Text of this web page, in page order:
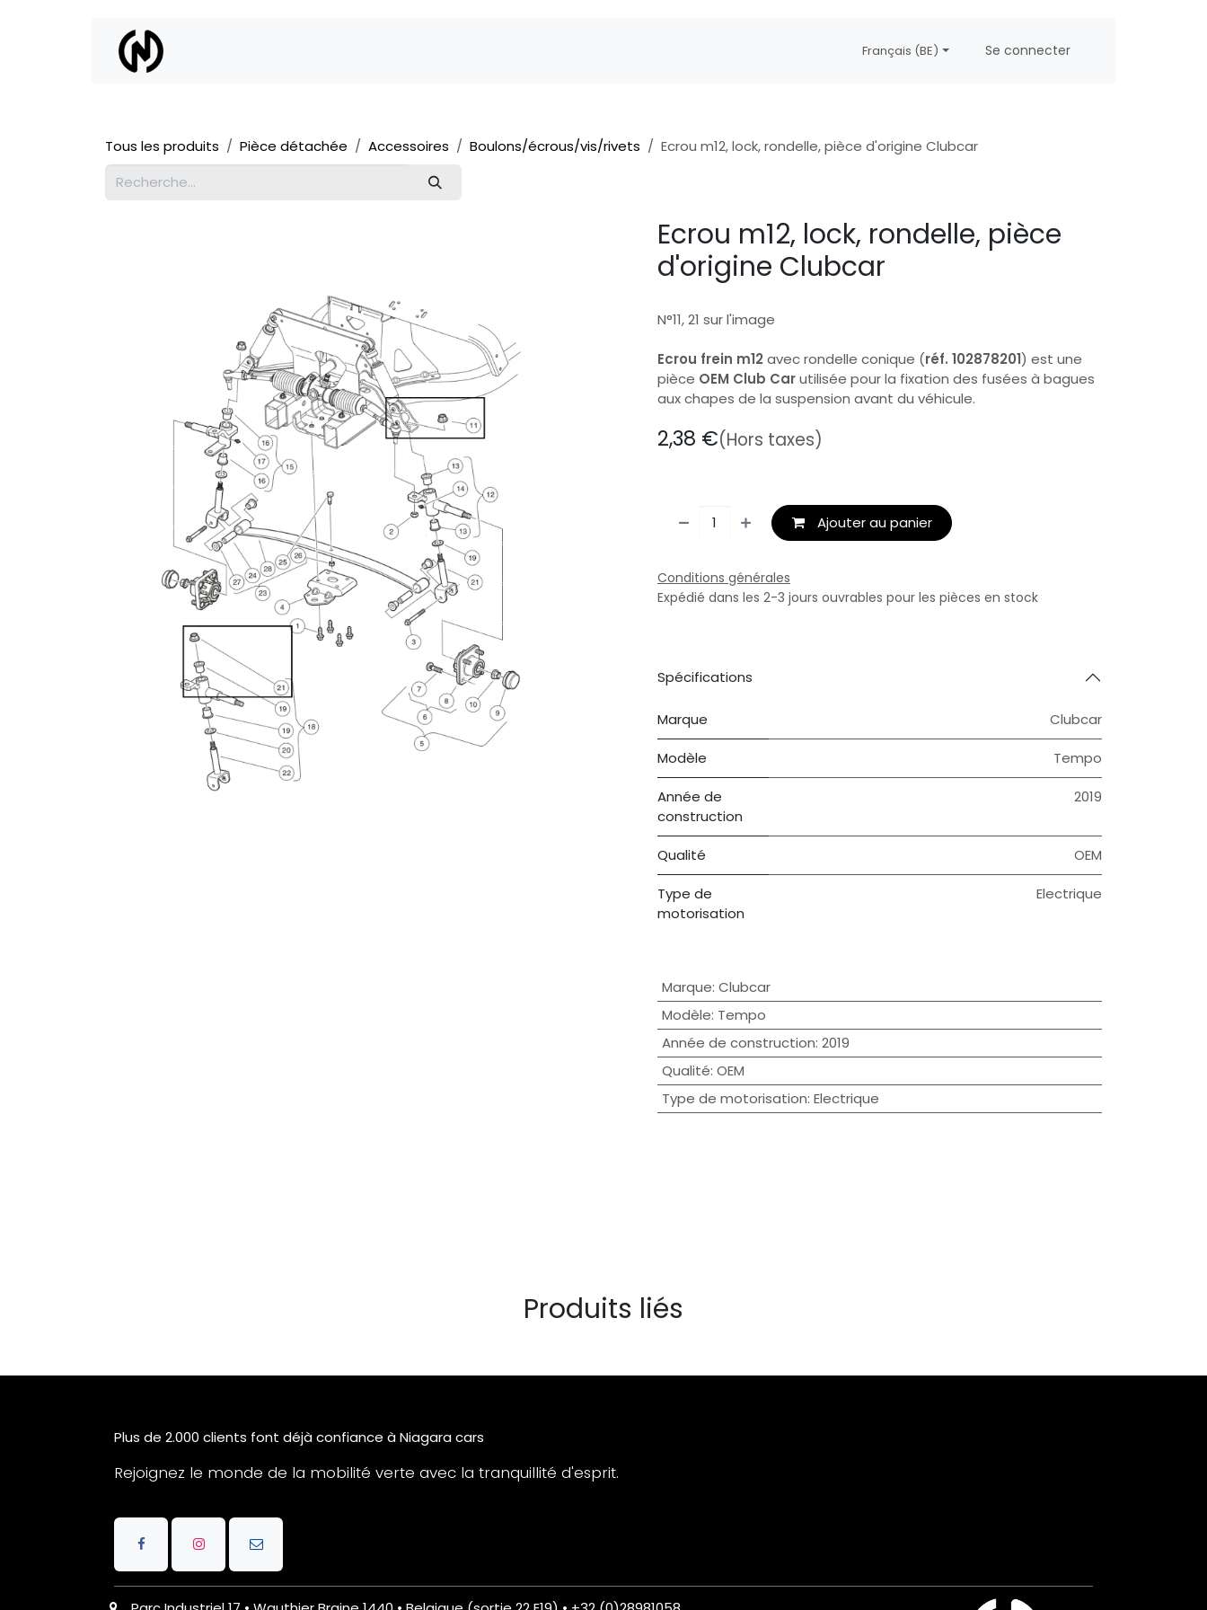
Postes
Français (BE) Se connecter
Tous les produits Pièce détachée Accessoires Boulons/écrous/vis/rivets Ecrou m12, lock, rondelle, pièce d'origine Clubcar
Ecrou m12, lock, rondelle, pièce
d'origine Clubcar
N°11, 21 sur l'image
Ecrou frein m12avec rondelle conique (réf. 102878201) est une
pièce OEM Club Carutilisée pour la fixation des fusées à bagues
aux chapes de la suspension avant du véhicule.
2,38 €(Hors taxes)
Ajouter au panier
Conditions générales
Expédié dans les 2-3 jours ouvrables pour les pièces en stock
Spécifications
Marque Clubcar
Modèle Tempo
Année de
construction
2019
Qualité OEM
Type de
motorisation
Electrique
Marque: Clubcar
Modèle: Tempo
Année de construction: 2019
Qualité: OEM
Type de motorisation: Electrique
Produits liés
Plus de 2.000 clients font déjà confiance à Niagara cars
Rejoignez le monde de la mobilité verte avec la tranquillité d'esprit.